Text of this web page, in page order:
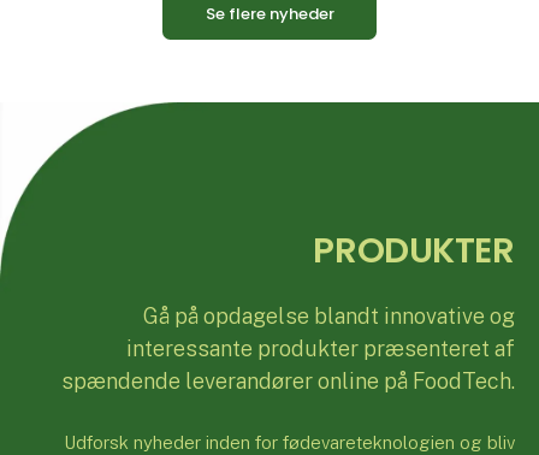
Se flere nyheder
PRODUKTER
Gå på opdagelse blandt innovative og
interessante produkter præsenteret af
spændende leverandører online på FoodTech.
Udforsk nyheder inden for fødevareteknologien og bliv